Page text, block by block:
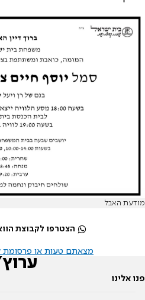
מודעת האבל
הצטרפו לקבוצת
מצאתם טעות או פרסומת
פנו אלינו